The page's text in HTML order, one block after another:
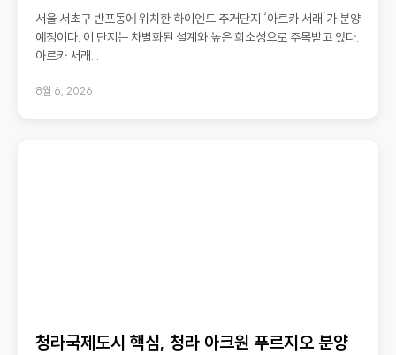
서울 서초구 반포동에 위치한 하이엔드 주거단지 ‘아르카 서래’가 분양
예정이다. 이 단지는 차별화된 설계와 높은 희소성으로 주목받고 있다.
아르카 서래...
8월 6, 2026
청라국제도시 핵심, 청라 아크원 푸르지오 분양